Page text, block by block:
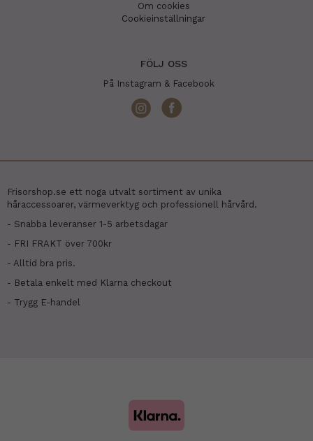
Om cookies
Cookieinställningar
FÖLJ OSS
På Instagram & Facebook
Frisorshop.se ett noga utvalt sortiment av unika
håraccessoarer, värmeverktyg och professionell hårvård.
- Snabba leveranser 1-5 arbetsdagar
- FRI FRAKT över 700kr
- Alltid bra pris.
- Betala enkelt med Klarna checkout
- Trygg E-handel